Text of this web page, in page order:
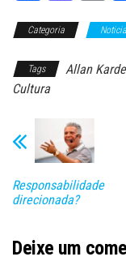
ce
bo
ok
as
to
do
m
Categoria
Tags Allan
Cultura
Responsabilidade
direcionada?
Deixe um